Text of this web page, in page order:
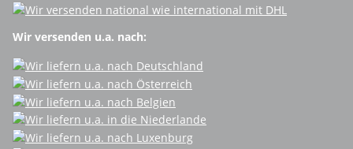
Wir versenden u.a. nach: